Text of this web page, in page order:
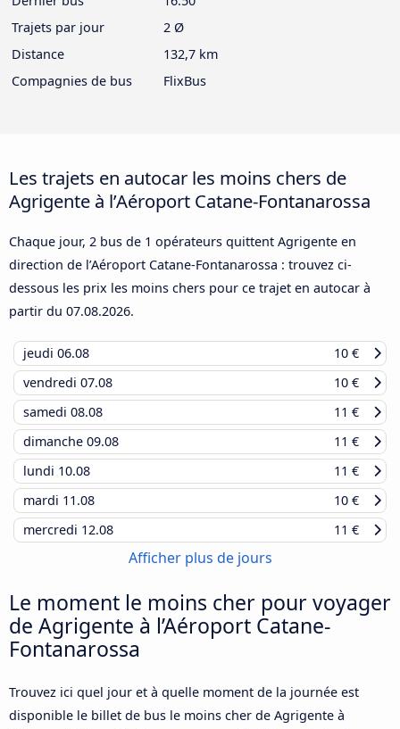
Trajets par jour
2 Ø
Distance
132,7 km
Compagnies de bus
FlixBus
Les trajets en autocar les moins chers de
Agrigente à l’Aéroport Catane-Fontanarossa
Chaque jour, 2 bus de 1 opérateurs quittent Agrigente en
direction de l’Aéroport Catane-Fontanarossa : trouvez ci-
dessous les prix les moins chers pour ce trajet en autocar à
partir du 07.08.2026.
jeudi 06.08
10 €
vendredi 07.08
10 €
samedi 08.08
11 €
dimanche 09.08
11 €
lundi 10.08
11 €
mardi 11.08
10 €
mercredi 12.08 11 €
Afficher plus de jours
Le moment le moins cher pour voyager
de Agrigente à l’Aéroport Catane-
Fontanarossa
Trouvez ici quel jour et à quelle moment de la journée est
disponible le billet de bus le moins cher de Agrigente à